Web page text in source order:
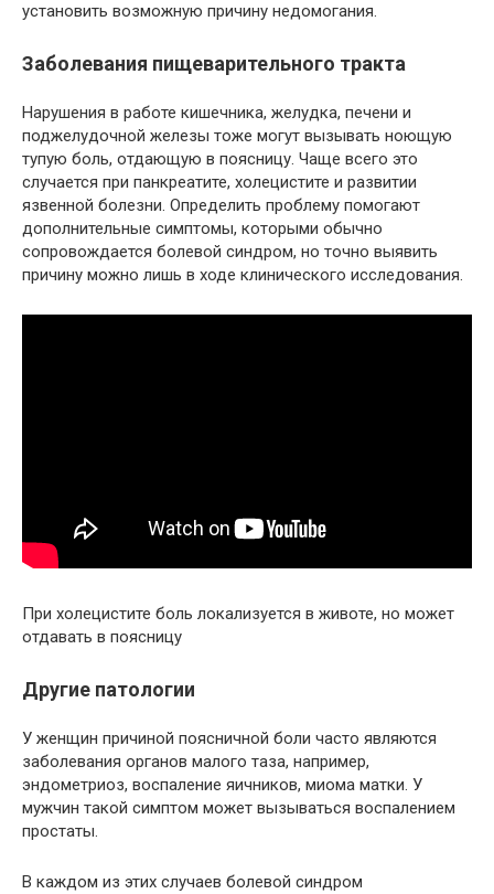
установить возможную причину недомогания.
Заболевания пищеварительного тракта
Нарушения в работе кишечника, желудка, печени и
поджелудочной железы тоже могут вызывать ноющую
тупую боль, отдающую в поясницу. Чаще всего это
случается при панкреатите, холецистите и развитии
язвенной болезни. Определить проблему помогают
дополнительные симптомы, которыми обычно
сопровождается болевой синдром, но точно выявить
причину можно лишь в ходе клинического исследования.
При холецистите боль локализуется в животе, но может
отдавать в поясницу
Другие патологии
У женщин причиной поясничной боли часто являются
заболевания органов малого таза, например,
эндометриоз, воспаление яичников, миома матки. У
мужчин такой симптом может вызываться воспалением
простаты.
В каждом из этих случаев болевой синдром